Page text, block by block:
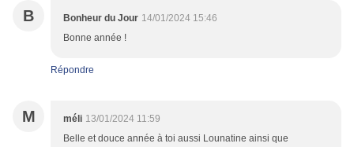
B Bonheur du Jour 14/01/2024 15:46
Bonne année !
Répondre
M méli 13/01/2024 11:59
Belle et douce année à toi aussi Lounatine ainsi que